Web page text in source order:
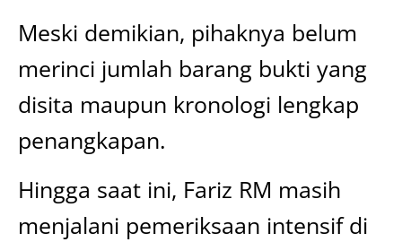
Meski demikian, pihaknya belum
merinci jumlah barang bukti yang
disita maupun kronologi lengkap
penangkapan.
Hingga saat ini, Fariz RM masih
menjalani pemeriksaan intensif di